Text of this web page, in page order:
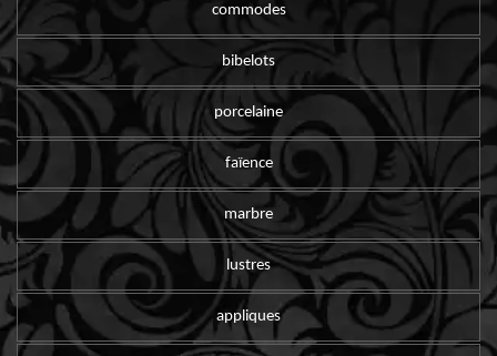
commodes
bibelots
porcelaine
faïence
marbre
lustres
appliques